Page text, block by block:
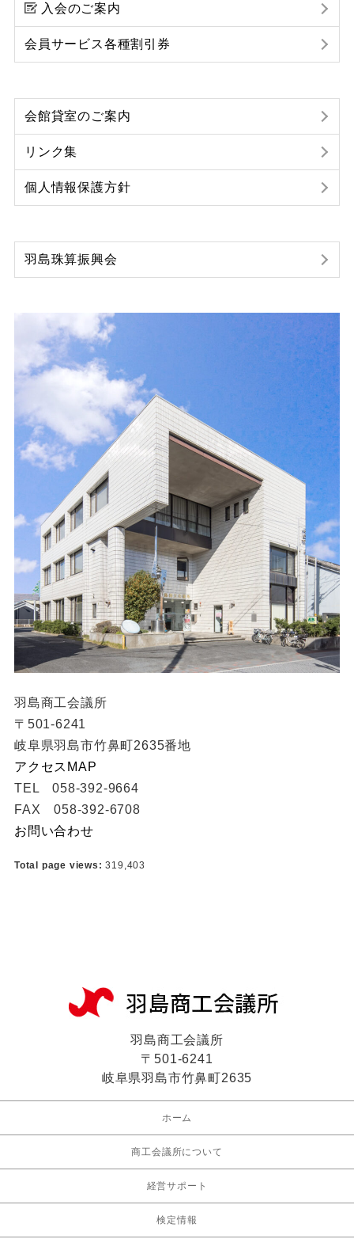
入会のご案内
会員サービス各種割引券
会館貸室のご案内
リンク集
個人情報保護方針
羽島珠算振興会
羽島商工会議所
〒501-6241
岐阜県羽島市竹鼻町2635番地
アクセスMAP
TEL 058-392-9664
FAX 058-392-6708
お問い合わせ
Total page views:319,403
羽島商工会議所
〒501-6241
岐阜県羽島市竹鼻町2635
ホーム
商工会議所について
経営サポート
検定情報